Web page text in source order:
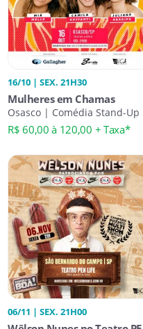
16/10 | SEX. 21H30
Mulheres em Chamas
Osasco | Comédia Stand-Up
R$ 60,00 à 120,00 + Taxa*
06/11 | SEX. 21H00